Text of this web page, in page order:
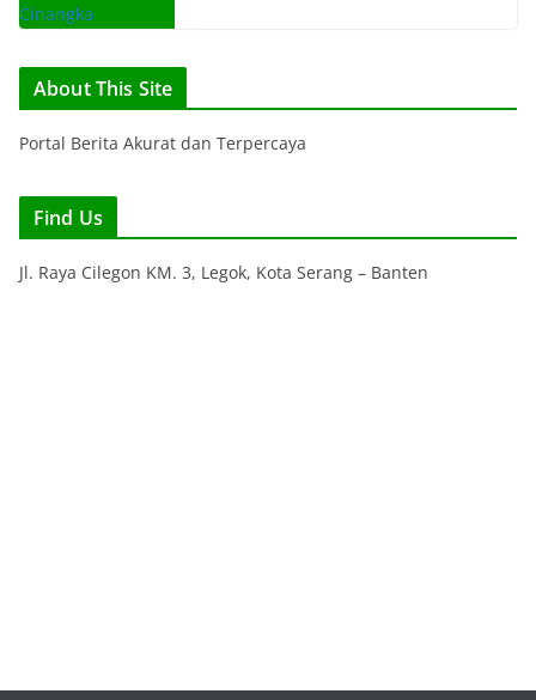
About This Site
Portal Berita Akurat dan Terpercaya
Find Us
Jl. Raya Cilegon KM. 3, Legok, Kota Serang – Banten